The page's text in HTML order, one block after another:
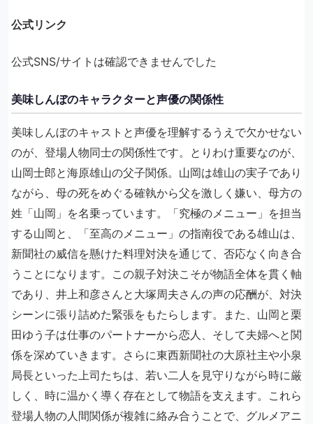
公式リンク
公式SNS/サイトは確認できませんでした
美味しんぼのキャラクターと声優の関係性
美味しんぼのキャストと声優を理解するうえで欠かせない
のが、登場人物同士の関係性です。とりわけ重要なのが、
山岡士郎と海原雄山の父子関係。山岡は雄山の実子であり
ながら、母の死をめぐる確執から父を激しく嫌い、母方の
姓「山岡」を名乗っています。「究極のメニュー」を担当
する山岡と、「至高のメニュー」の指南役である雄山は、
新聞社の威信を懸けた料理対決を通じて、否応なく向き合
うことになります。この親子対決こそが物語全体を貫く軸
であり、井上和彦さんと大塚周夫さんの声の応酬が、対決
シーンに張り詰めた緊張をもたらします。また、山岡と栗
田ゆう子は仕事のパートナーから恋人、そして夫婦へと関
係を深めていきます。さらに東西新聞社の大原社主や小泉
局長といった上司たちは、若い二人を見守りながら時に厳
しく、時に温かく導く存在として物語を支えます。これら
登場人物の人間関係が複雑に絡み合うことで、グルメアニ